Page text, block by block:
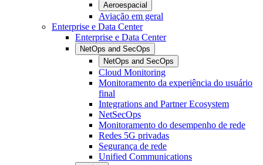
Aeroespacial
Aviação em geral
Enterprise e Data Center
Enterprise e Data Center
NetOps and SecOps
NetOps and SecOps
Cloud Monitoring
Monitoramento da experiência do usuário
final
Integrations and Partner Ecosystem
NetSecOps
Monitoramento do desempenho de rede
Redes 5G privadas
Segurança de rede
Unified Communications